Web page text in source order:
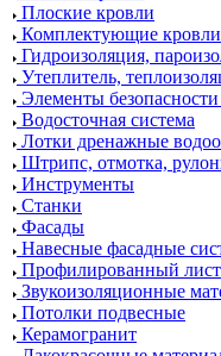
Плоские кровли
Комплектующие кровли
Гидроизоляция,
Утеплитель,
Элементы
Водосточная система
Лотки дренажные
Штрипс, отмотка,
Инструменты
Станки
Фасады
Навесные фасадные
Профилированный лист
Звукоизоляционные
Потолки подвесные
Керамогранит